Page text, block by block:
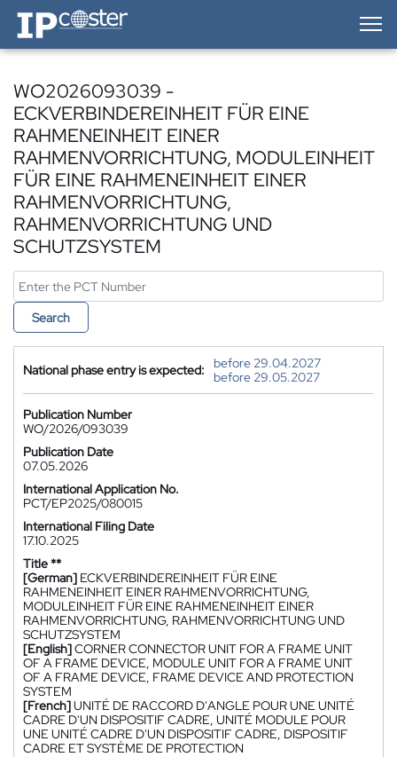
IP-Coster — Home
WO2026093039 -
ECKVERBINDEREINHEIT FÜR EINE
RAHMENEINHEIT EINER
RAHMENVORRICHTUNG, MODULEINHEIT
FÜR EINE RAHMENEINHEIT EINER
RAHMENVORRICHTUNG,
RAHMENVORRICHTUNG UND
SCHUTZSYSTEM
Search
National phase entry is expected:
before 29.04.2027
before 29.05.2027
Publication Number
WO/2026/093039
Publication Date
07.05.2026
International Application No.
PCT/EP2025/080015
International Filing Date
17.10.2025
Title **
[German] ECKVERBINDEREINHEIT FÜR EINE
RAHMENEINHEIT EINER RAHMENVORRICHTUNG,
MODULEINHEIT FÜR EINE RAHMENEINHEIT EINER
RAHMENVORRICHTUNG, RAHMENVORRICHTUNG UND
SCHUTZSYSTEM
[English]CORNER CONNECTOR UNIT FOR A FRAME UNIT
OF A FRAME DEVICE, MODULE UNIT FOR A FRAME UNIT
OF A FRAME DEVICE, FRAME DEVICE AND PROTECTION
SYSTEM
[French]UNITÉ DE RACCORD D'ANGLE POUR UNE UNITÉ
CADRE D'UN DISPOSITIF CADRE, UNITÉ MODULE POUR
UNE UNITÉ CADRE D'UN DISPOSITIF CADRE, DISPOSITIF
CADRE ET SYSTÈME DE PROTECTION